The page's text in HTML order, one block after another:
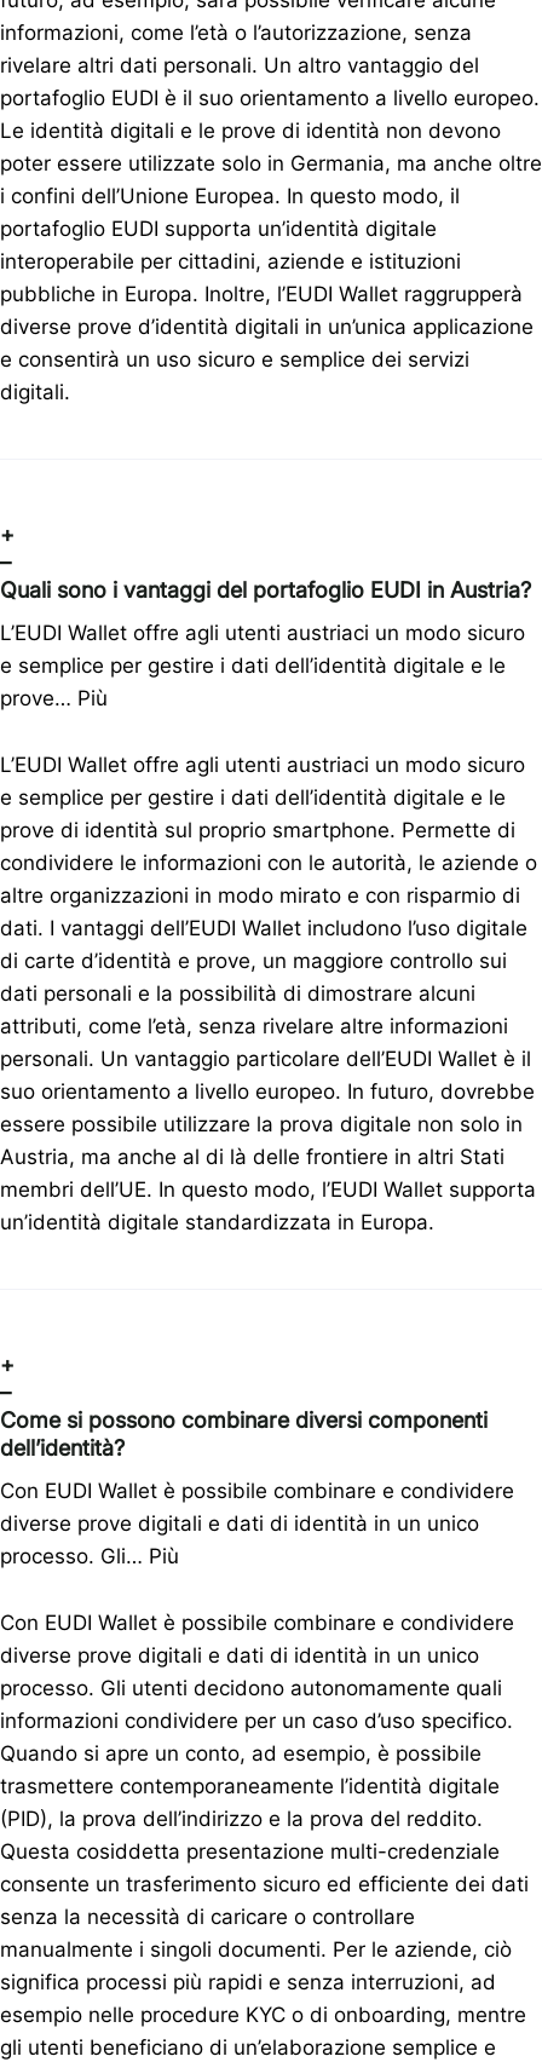
informazioni, come l’età o l’autorizzazione, senza
rivelare altri dati personali. Un altro vantaggio del
portafoglio EUDI è il suo orientamento a livello europeo.
Le identità digitali e le prove di identità non devono
poter essere utilizzate solo in Germania, ma anche oltre
i confini dell’Unione Europea. In questo modo, il
portafoglio EUDI supporta un’identità digitale
interoperabile per cittadini, aziende e istituzioni
pubbliche in Europa. Inoltre, l’EUDI Wallet raggrupperà
diverse prove d’identità digitali in un’unica applicazione
e consentirà un uso sicuro e semplice dei servizi
digitali.
+
–
Quali sono i vantaggi del portafoglio EUDI in Austria?
L’EUDI Wallet offre agli utenti austriaci un modo sicuro
e semplice per gestire i dati dell’identità digitale e le
prove… Più
L’EUDI Wallet offre agli utenti austriaci un modo sicuro
e semplice per gestire i dati dell’identità digitale e le
prove di identità sul proprio smartphone. Permette di
condividere le informazioni con le autorità, le aziende o
altre organizzazioni in modo mirato e con risparmio di
dati. I vantaggi dell’EUDI Wallet includono l’uso digitale
di carte d’identità e prove, un maggiore controllo sui
dati personali e la possibilità di dimostrare alcuni
attributi, come l’età, senza rivelare altre informazioni
personali. Un vantaggio particolare dell’EUDI Wallet è il
suo orientamento a livello europeo. In futuro, dovrebbe
essere possibile utilizzare la prova digitale non solo in
Austria, ma anche al di là delle frontiere in altri Stati
membri dell’UE. In questo modo, l’EUDI Wallet supporta
un’identità digitale standardizzata in Europa.
+
–
Come si possono combinare diversi componenti
dell’identità?
Con EUDI Wallet è possibile combinare e condividere
diverse prove digitali e dati di identità in un unico
processo. Gli… Più
Con EUDI Wallet è possibile combinare e condividere
diverse prove digitali e dati di identità in un unico
processo. Gli utenti decidono autonomamente quali
informazioni condividere per un caso d’uso specifico.
Quando si apre un conto, ad esempio, è possibile
trasmettere contemporaneamente l’identità digitale
(PID), la prova dell’indirizzo e la prova del reddito.
Questa cosiddetta presentazione multi-credenziale
consente un trasferimento sicuro ed efficiente dei dati
senza la necessità di caricare o controllare
manualmente i singoli documenti. Per le aziende, ciò
significa processi più rapidi e senza interruzioni, ad
esempio nelle procedure KYC o di onboarding, mentre
gli utenti beneficiano di un’elaborazione semplice e